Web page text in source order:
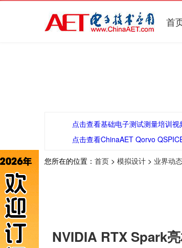
首
点击查看基础电子测试测量培训视
点击查看ChinaAET Qorvo
您所在的位置： 首页 > 模拟设计 > 业界动态
NVIDIA RTX Spark